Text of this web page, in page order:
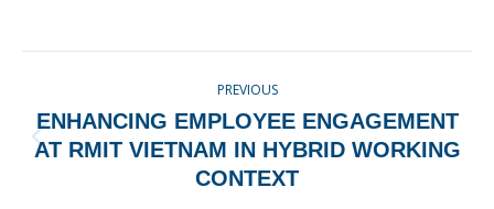
Facebook
X
PinterestLinkedIn
NAVIGATION
PREVIOUS
Previous
post:
ENHANCING EMPLOYEE ENGAGEMENT
AT RMIT VIETNAM IN HYBRID WORKING
CONTEXT